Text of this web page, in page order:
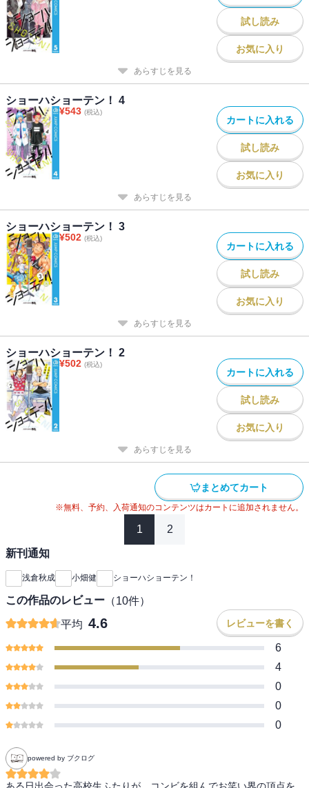
試し読み
お気に入り
あらすじを見る
ショーハショーテン！ 4
¥543 (税込)
カートに入れる
試し読み
お気に入り
あらすじを見る
ショーハショーテン！ 3
¥502 (税込)
カートに入れる
試し読み
お気に入り
あらすじを見る
ショーハショーテン！ 2
¥502 (税込)
カートに入れる
試し読み
お気に入り
あらすじを見る
まとめてカート
※無料、予約、入荷通知のコンテンツはカートに追加されません。
1 2
新刊通知
浅倉秋成 小畑健 ショーハショーテン！
この作品のレビュー （10件）
平均 4.6 レビューを書く
6
4
0
0
0
powered by ブクログ